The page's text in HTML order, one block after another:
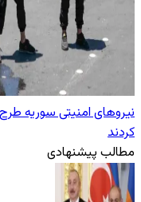
نیروهای امنیتی سوریه
کردند
مطالب پیشنهادی